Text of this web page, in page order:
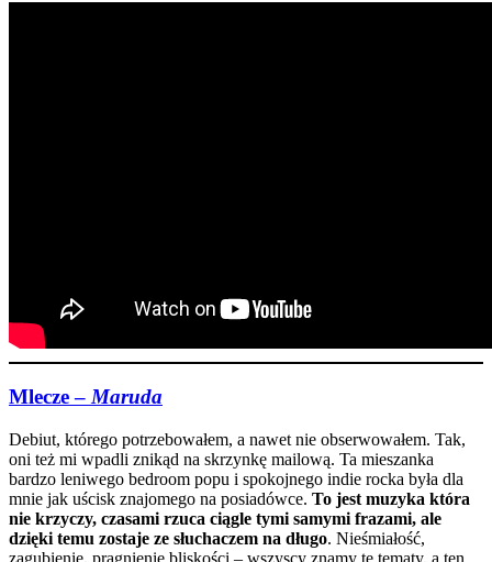
Mlecze – Maruda
Debiut, którego potrzebowałem, a nawet nie obserwowałem. Tak,
oni też mi wpadli znikąd na skrzynkę mailową. Ta mieszanka
bardzo leniwego bedroom popu i spokojnego indie rocka była dla
mnie jak uścisk znajomego na posiadówce. To jest muzyka która
nie krzyczy, czasami rzuca ciągle tymi samymi frazami, ale
dzięki temu zostaje ze słuchaczem na długo. Nieśmiałość,
zagubienie, pragnienie bliskości – wszyscy znamy te tematy, a ten